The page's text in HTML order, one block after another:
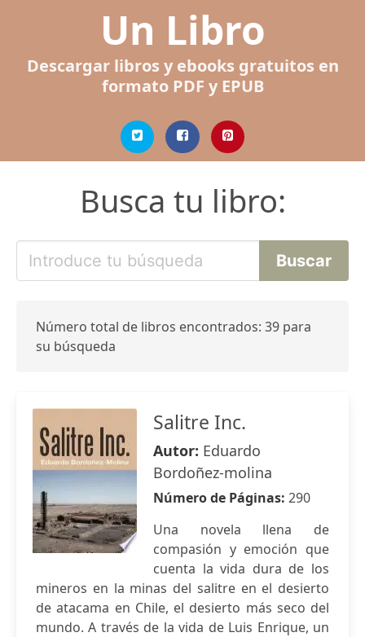
Un Libro
Descargar libros y ebooks gratuitos en
formato PDF y EPUB
Busca tu libro:
Número total de libros encontrados: 39 para
su búsqueda
Salitre Inc.
Autor: Eduardo
Bordoñez-molina
Número de Páginas: 290
Una novela llena de
compasión y emoción que
cuenta la vida dura de los
mineros en la minas del salitre en el desierto
de atacama en Chile, el desierto más seco del
mundo. A través de la vida de Luis Enrique, un